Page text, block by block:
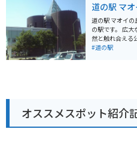
沸湖など、自然
の拠点としても
で訪れる場合、
道の駅周辺には
な観光スポット
ても最適です。 恵庭市は、花の苗木の生産が盛んな地域
としても知られ
道の駅 マ
道の駅 マオイ
の駅です。 広大なマオイの丘公園内に位置し、雄大な自
然と触れ合える
新鮮な農産物を
スカンは絶品な
クで訪れる際
* 地元産の新鮮
駐車場
#道の駅
オススメスポット紹介